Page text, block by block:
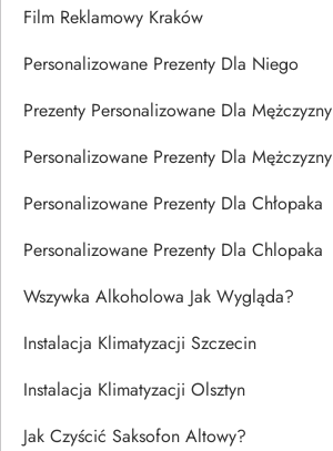
Film Reklamowy Kraków
Personalizowane Prezenty Dla Niego
Prezenty Personalizowane Dla Mężczyzny
Personalizowane Prezenty Dla Mężczyzny
Personalizowane Prezenty Dla Chłopaka
Personalizowane Prezenty Dla Chlopaka
Wszywka Alkoholowa Jak Wygląda?
Instalacja Klimatyzacji Szczecin
Instalacja Klimatyzacji Olsztyn
Jak Czyścić Saksofon Altowy?